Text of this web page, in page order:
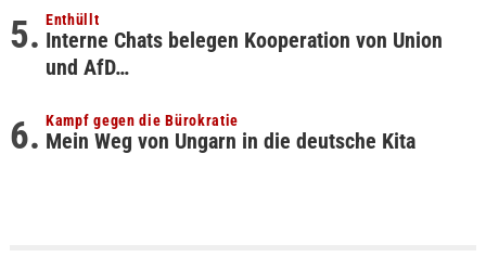
Enthüllt
Interne Chats belegen Kooperation von Union
und AfD…
Kampf gegen die Bürokratie
Mein Weg von Ungarn in die deutsche Kita